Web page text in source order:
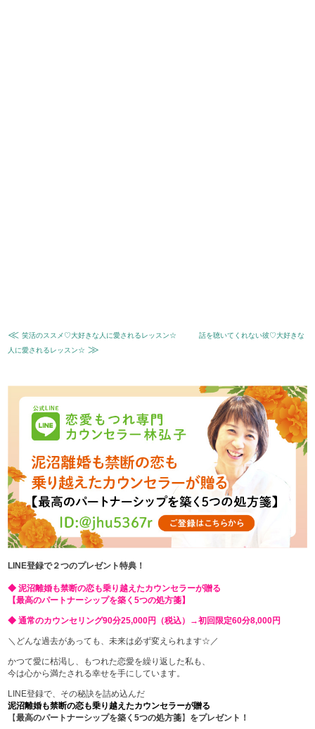
≪笑活のススメ♡大好きな人に愛されるレッスン☆
話を聴いてくれない彼♡大好きな
人に愛されるレッスン☆ ≫
LINE登録で２つのプレゼント特典！
◆ 泥沼離婚も禁断の恋も乗り越えたカウンセラーが贈る
【最高のパートナーシップを築く5つの処方箋】
◆ 通常のカウンセリング90分25,000円（税込）→初回限定60分8,000円
＼どんな過去があっても、未来は必ず変えられます☆／
かつて愛に枯渇し、もつれた恋愛を繰り返した私も、
今は心から満たされる幸せを手にしています。
LINE登録で、その秘訣を詰め込んだ
泥沼離婚も禁断の恋も乗り越えたカウンセラーが贈る
【最高のパートナーシップを築く5つの処方箋】 をプレゼント！